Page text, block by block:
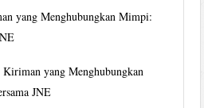
yang Menghubungkan Mimpi:
Kiriman yang Menghubungkan
JNE